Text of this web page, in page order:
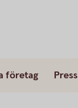
företag Press